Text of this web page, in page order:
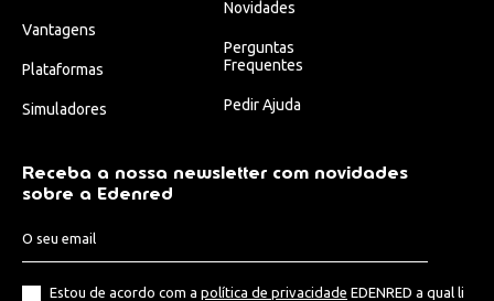
Vantagens
Plataformas
Simuladores
Novidades
Perguntas
Frequentes
Pedir Ajuda
Receba a nossa newsletter com novidades
sobre a Edenred
Estou de acordo com a política de privacidade EDENRED a qual li